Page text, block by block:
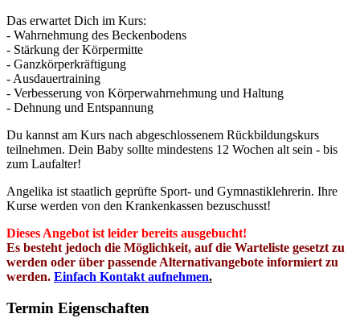
Das erwartet Dich im Kurs:
- Wahrnehmung des Beckenbodens
- Stärkung der Körpermitte
- Ganzkörperkräftigung
- Ausdauertraining
- Verbesserung von Körperwahrnehmung und Haltung
- Dehnung und Entspannung
Du kannst am Kurs nach abgeschlossenem Rückbildungskurs
teilnehmen. Dein Baby sollte mindestens 12 Wochen alt sein - bis
zum Laufalter!
Angelika ist staatlich geprüfte Sport- und Gymnastiklehrerin. Ihre
Kurse werden von den Krankenkassen bezuschusst!
Dieses Angebot ist leider bereits ausgebucht!
Es besteht jedoch die Möglichkeit, auf die Warteliste gesetzt zu
werden oder über passende Alternativangebote informiert zu
werden. Einfach Kontakt aufnehmen.
Termin Eigenschaften